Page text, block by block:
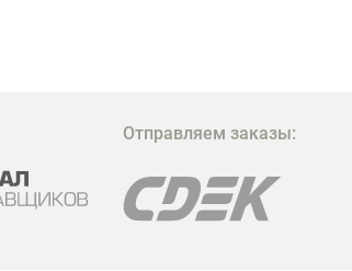
Отправляем заказы: